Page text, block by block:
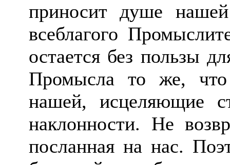
приносит душе
всеблагого
остается без пользы
Промысла то же, что
нашей, исцеляющие
наклонности. Не
посланная на нас.